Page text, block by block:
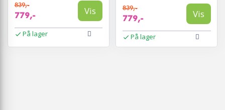
839,-
779,- Vis
På lager
839,-
779,- Vis
På lager